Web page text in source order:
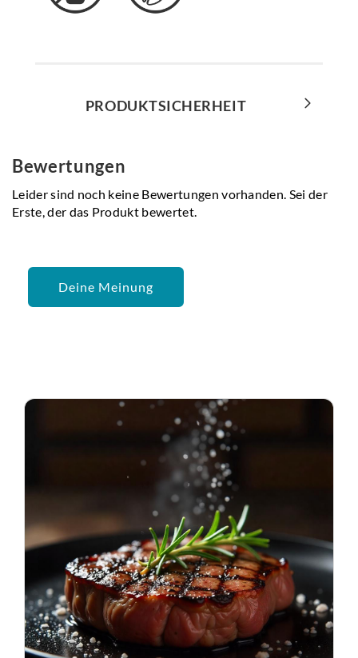
PRODUKTSICHERHEIT
Bewertungen
Leider sind noch keine Bewertungen vorhanden. Sei der
Erste, der das Produkt bewertet.
Deine Meinung